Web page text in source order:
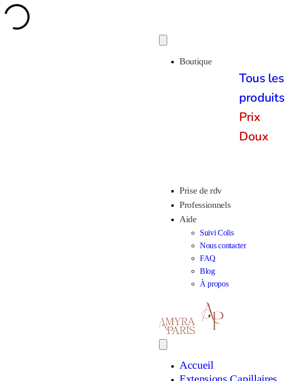
Boutique
Tous les
produits
Prix
Doux
Prise de rdv
Professionnels
Aide
Suivi Colis
Nous contacter
FAQ
Blog
À propos
Accueil